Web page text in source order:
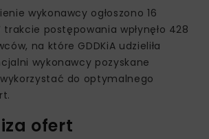
wykonawcy ogłoszono 16
trakcie postępowania wpłynęło 428
na które GDDKiA udzieliła
wykonawcy pozyskane
do optymalnego
ofert